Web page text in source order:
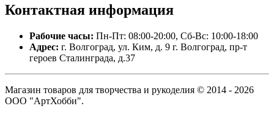
Контактная информация
Рабочие часы: Пн-Пт: 08:00-20:00, Сб-Вс: 10:00-18:00
Адрес: г. Волгоград, ул. Ким, д. 9 г. Волгоград, пр-т
героев Сталинграда, д.37
Магазин товаров для творчества и рукоделия © 2014 - 2026
ООО "АртХобби".